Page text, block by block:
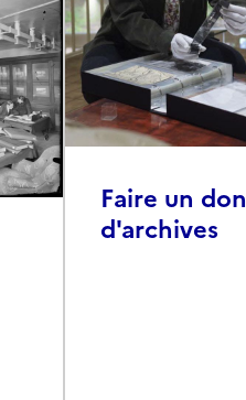
Faire un don
d'archives